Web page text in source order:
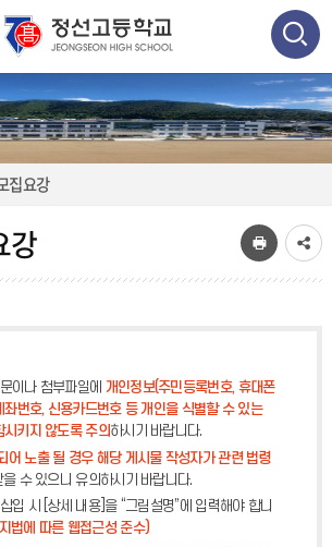
검색
통
합
검
기
집요강
강
이나 첨부파일에 개인정보(주민등록번호, 휴대폰
좌번호, 신용카드번호 등 개인을 식별할 수 있는
키지 않도록 주의하시기 바랍니다.
어 노출 될 경우 해당 게시물 작성자가 관련 법령
을 수 있으니 유의하시기 바랍니다.
입 시 [상세 내용]을 “그림설명”에 입력해야 합니
법에 따른 웹접근성 준수)